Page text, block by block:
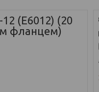
(E6012) (20
фланцем)